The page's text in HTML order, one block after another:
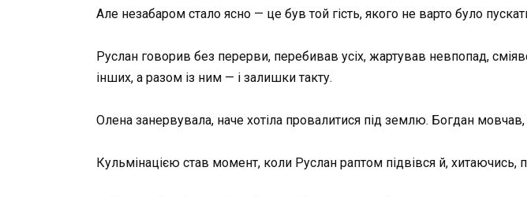
Але незабаром стало ясно — це був той гість, якого не варто було
Руслан говорив без перерви, перебивав усіх, жартував невпопад,
інших, а разом із ним — і залишки такту.
Олена занервувала, наче хотіла провалитися під землю. Богдан
Кульмінацією став момент, коли Руслан раптом підвівся й, хитаючись,